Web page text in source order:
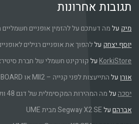
אחרונות
דעתכם על להזמין אופניים חשמליים מסין?
עללהפוך את אופניים רגילים לאופניים חשמליים
עלקורקינט חשמלי של חברת סיטיראנר
התייעצות לפני קנייה – MII2 או SCOOTAIR WIDE BOARD
מה המהירות המקסימלית של דגם 48 וולט?
Segway X2 SE מבית UME